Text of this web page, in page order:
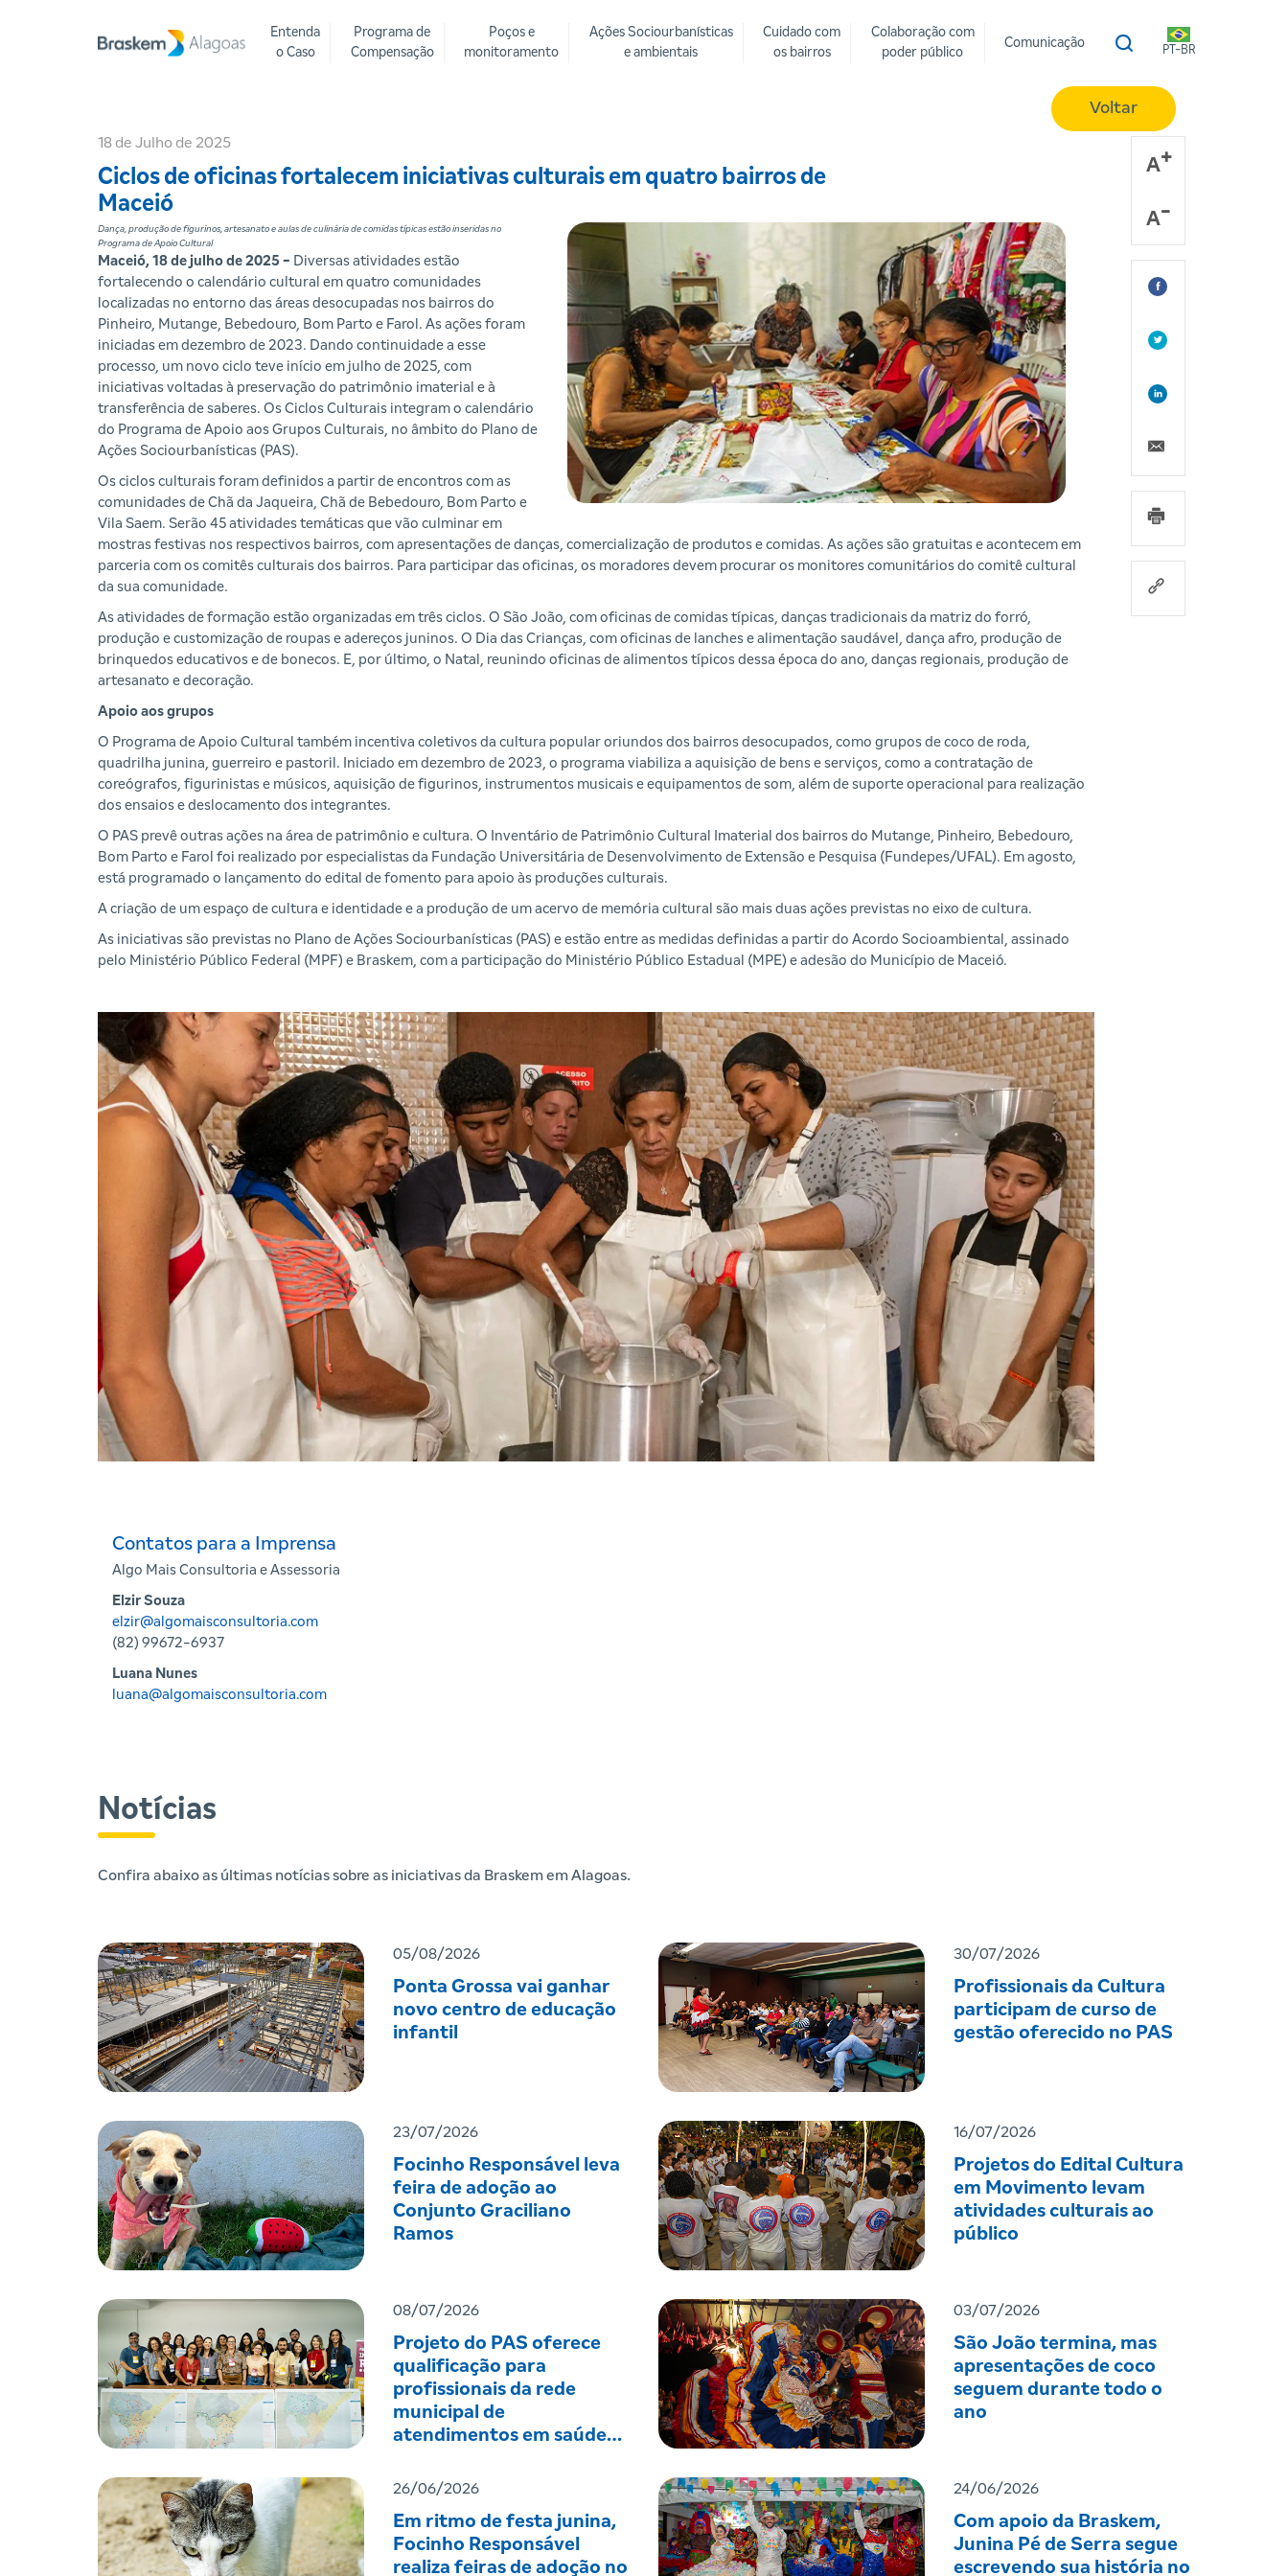
Entenda
o Caso
Programa de
Compensação
Poços e
monitoramento
Ações Sociourbanísticas
e ambientais
Cuidado com
os bairros
Colaboração com
poder público
Comunicação
PT-BR
Voltar
18 de Julho de 2025
Ciclos de oficinas fortalecem iniciativas culturais em quatro bairros de
Maceió
A
A
Dança, produção de figurinos, artesanato e aulas de culinária de comidas típicas estão inseridas no
Programa de Apoio Cultural
Maceió, 18 de julho de 2025 - Diversas atividades estão
fortalecendo o calendário cultural em quatro comunidades
localizadas no entorno das áreas desocupadas nos bairros do
Pinheiro, Mutange, Bebedouro, Bom Parto e Farol. As ações foram
iniciadas em dezembro de 2023. Dando continuidade a esse
processo, um novo ciclo teve início em julho de 2025, com
iniciativas voltadas à preservação do patrimônio imaterial e à
transferência de saberes. Os Ciclos Culturais integram o calendário
do Programa de Apoio aos Grupos Culturais, no âmbito do Plano de
Ações Sociourbanísticas (PAS).
Os ciclos culturais foram definidos a partir de encontros com as
comunidades de Chã da Jaqueira, Chã de Bebedouro, Bom Parto e
Vila Saem. Serão 45 atividades temáticas que vão culminar em
mostras festivas nos respectivos bairros, com apresentações de danças, comercialização de produtos e comidas. As ações são gratuitas e acontecem em
parceria com os comitês culturais dos bairros. Para participar das oficinas, os moradores devem procurar os monitores comunitários do comitê cultural
da sua comunidade.
As atividades de formação estão organizadas em três ciclos. O São João, com oficinas de comidas típicas, danças tradicionais da matriz do forró,
produção e customização de roupas e adereços juninos. O Dia das Crianças, com oficinas de lanches e alimentação saudável, dança afro, produção de
brinquedos educativos e de bonecos. E, por último, o Natal, reunindo oficinas de alimentos típicos dessa época do ano, danças regionais, produção de
artesanato e decoração.
Apoio aos grupos
O Programa de Apoio Cultural também incentiva coletivos da cultura popular oriundos dos bairros desocupados, como grupos de coco de roda,
quadrilha junina, guerreiro e pastoril. Iniciado em dezembro de 2023, o programa viabiliza a aquisição de bens e serviços, como a contratação de
coreógrafos, figurinistas e músicos, aquisição de figurinos, instrumentos musicais e equipamentos de som, além de suporte operacional para realização
dos ensaios e deslocamento dos integrantes.
O PAS prevê outras ações na área de patrimônio e cultura. O Inventário de Patrimônio Cultural Imaterial dos bairros do Mutange, Pinheiro, Bebedouro,
Bom Parto e Farol foi realizado por especialistas da Fundação Universitária de Desenvolvimento de Extensão e Pesquisa (Fundepes/UFAL). Em agosto,
está programado o lançamento do edital de fomento para apoio às produções culturais.
A criação de um espaço de cultura e identidade e a produção de um acervo de memória cultural são mais duas ações previstas no eixo de cultura.
As iniciativas são previstas no Plano de Ações Sociourbanísticas (PAS) e estão entre as medidas definidas a partir do Acordo Socioambiental, assinado
pelo Ministério Público Federal (MPF) e Braskem, com a participação do Ministério Público Estadual (MPE) e adesão do Município de Maceió.
Contatos para a Imprensa
Algo Mais Consultoria e Assessoria
Elzir Souza
elzir@algomaisconsultoria.com
(82) 99672-6937
Luana Nunes
luana@algomaisconsultoria.com
Notícias
Confira abaixo as últimas notícias sobre as iniciativas da Braskem em Alagoas.
05/08/2026
Ponta Grossa vai ganhar
novo centro de educação
infantil
30/07/2026
Profissionais da Cultura
participam de curso de
gestão oferecido no PAS
23/07/2026
Focinho Responsável leva
feira de adoção ao
Conjunto Graciliano
Ramos
16/07/2026
Projetos do Edital Cultura
em Movimento levam
atividades culturais ao
público
08/07/2026
Projeto do PAS oferece
qualificação para
profissionais da rede
municipal de
atendimentos em saúde
03/07/2026
São João termina, mas
apresentações de coco
seguem durante todo o
ano
26/06/2026
Em ritmo de festa junina,
Focinho Responsável
realiza feiras de adoção no
24/06/2026
Com apoio da Braskem,
Junina Pé de Serra segue
escrevendo sua história no